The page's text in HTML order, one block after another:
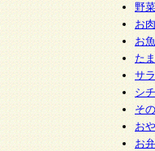
野
お
お
た
サ
シ
そ
お
お